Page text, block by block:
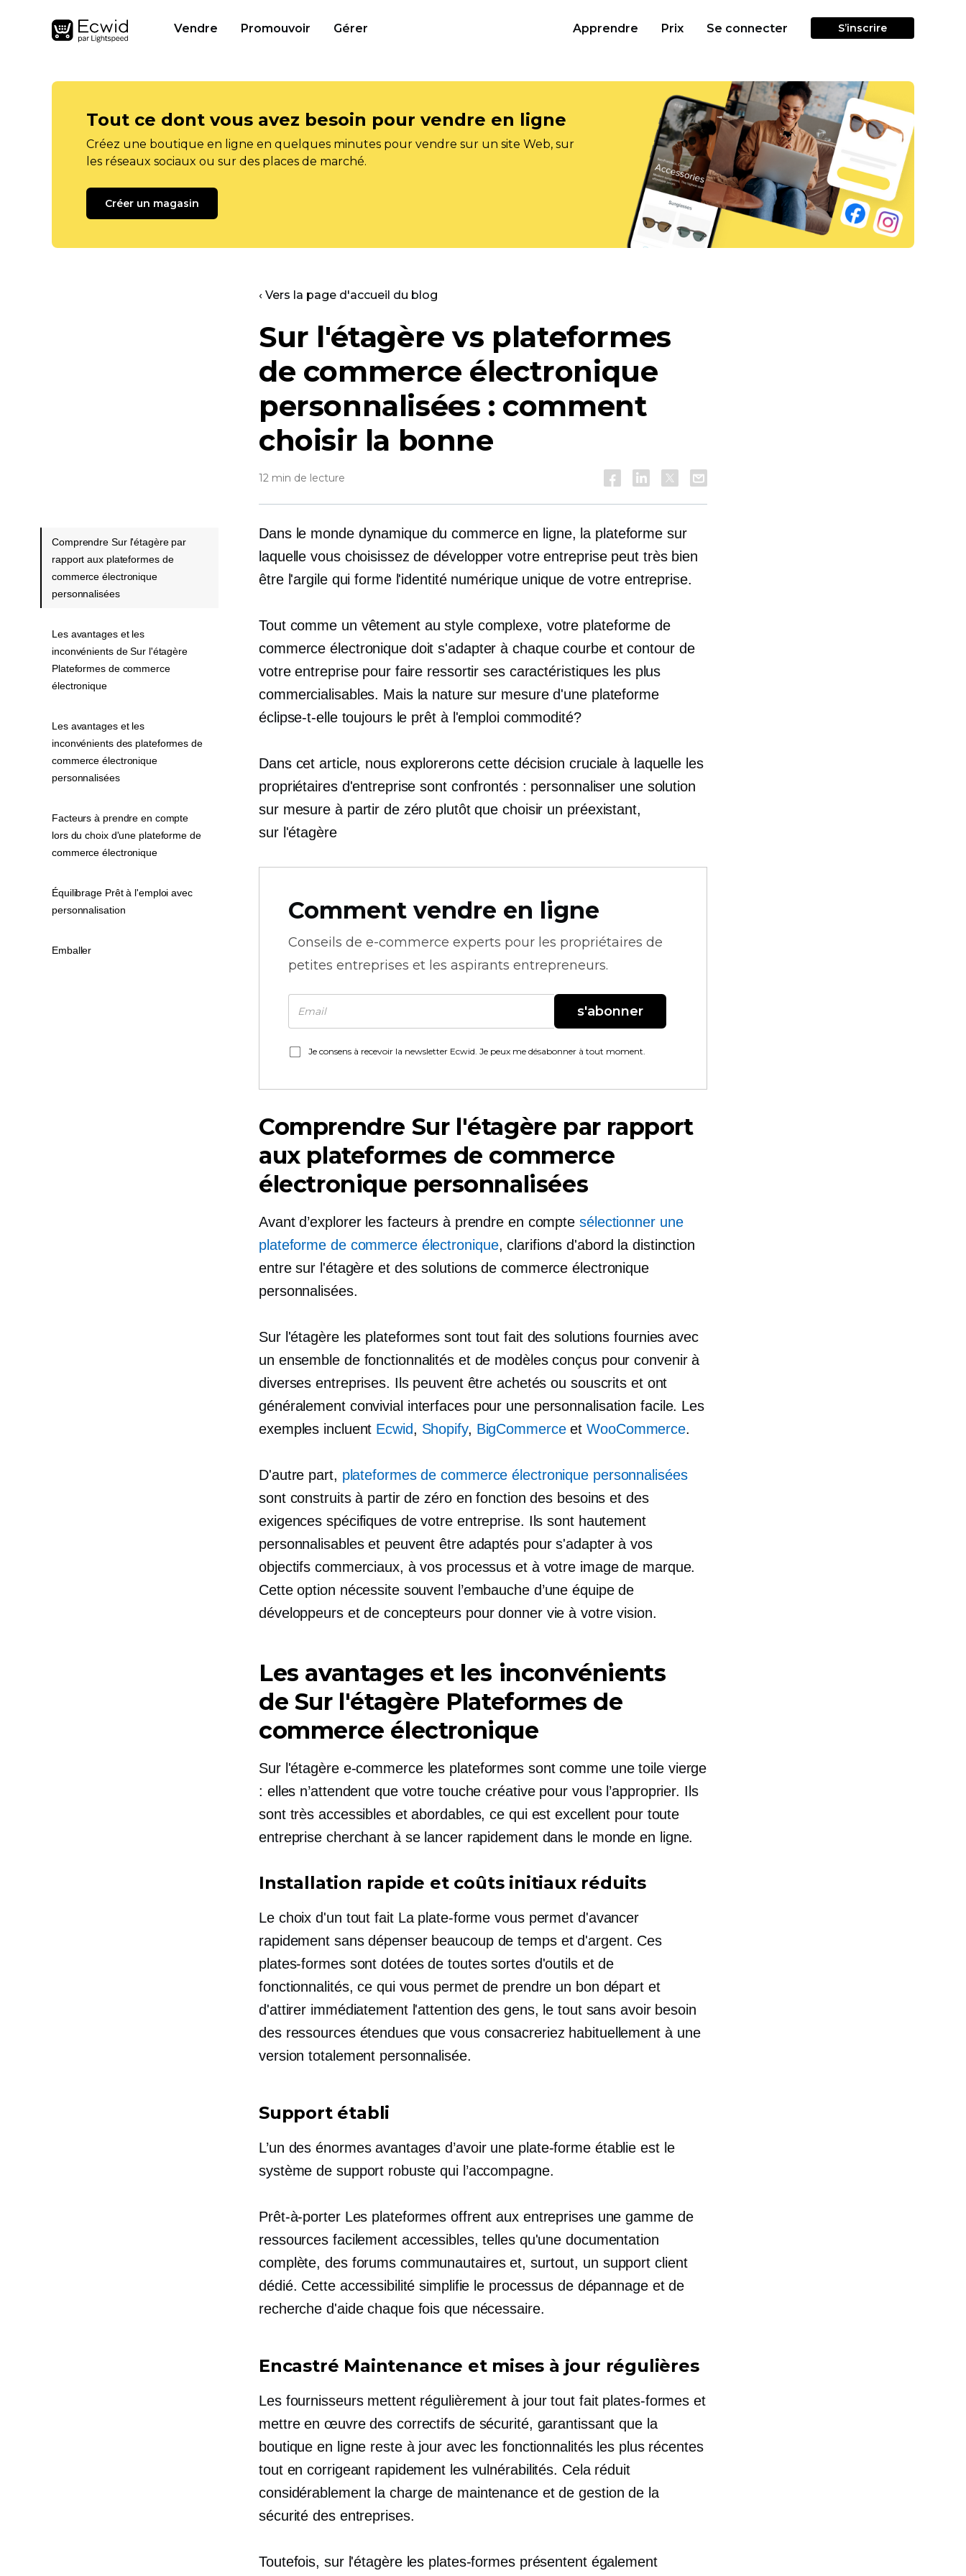
Vendre Promouvoir Gérer Apprendre Prix Se connecter S’inscrire
Tout ce dont vous avez besoin pour vendre en ligne
Créez une boutique en ligne en quelques minutes pour vendre sur un site Web, sur
les réseaux sociaux ou sur des places de marché.
Créer un magasin
‹ Vers la page d'accueil du blog
Sur l'étagère vs plateformes
de commerce électronique
personnalisées : comment
choisir la bonne
12 min de lecture
Dans le monde dynamique du commerce en ligne, la plateforme sur
laquelle vous choisissez de développer votre entreprise peut très bien
être l'argile qui forme l'identité numérique unique de votre entreprise.
Tout comme un vêtement au style complexe, votre plateforme de
commerce électronique doit s'adapter à chaque courbe et contour de
votre entreprise pour faire ressortir ses caractéristiques les plus
commercialisables. Mais la nature sur mesure d'une plateforme
éclipse-t-elle toujours le prêt à l'emploicommodité?
Dans cet article, nous explorerons cette décision cruciale à laquelle les
propriétaires d'entreprise sont confrontés : personnaliser une solution
sur mesure à partir de zéro plutôt que choisir un préexistant,
sur l'étagère
Comment vendre en ligne
Conseils de e-commerce experts pour les propriétaires de
petites entreprises et les aspirants entrepreneurs.
s'abonner
Je consens à recevoir la newsletter Ecwid. Je peux me désabonner à tout moment.
Comprendre Sur l'étagère par rapport
aux plateformes de commerce
électronique personnalisées
Avant d’explorer les facteurs à prendre en compte sélectionner une
plateforme de commerce électronique, clarifions d'abord la distinction
entresur l'étagère et des solutions de commerce électronique
personnalisées.
Sur l'étagèreles plateformes sont tout faitdes solutions fournies avec
un ensemble de fonctionnalités et de modèles conçus pour convenir à
diverses entreprises. Ils peuvent être achetés ou souscrits et ont
généralement convivial interfaces pour une personnalisation facile. Les
exemples incluent Ecwid, Shopify, BigCommerceetWooCommerce.
D'autre part, plateformes de commerce électronique personnalisées
sont construits à partir de zéro en fonction des besoins et des
exigences spécifiques de votre entreprise. Ils sont hautement
personnalisables et peuvent être adaptés pour s'adapter à vos
objectifs commerciaux, à vos processus et à votre image de marque.
Cette option nécessite souvent l’embauche d’une équipe de
développeurs et de concepteurs pour donner vie à votre vision.
Les avantages et les inconvénients
de Sur l'étagère Plateformes de
commerce électronique
Sur l'étagère e-commerceles plateformes sont comme une toile vierge
: elles n’attendent que votre touche créative pour vous l’approprier. Ils
sont très accessibles et abordables, ce qui est excellent pour toute
entreprise cherchant à se lancer rapidement dans le monde en ligne.
Installation rapide et coûts initiaux réduits
Le choix d'un tout faitLa plate-forme vous permet d'avancer
rapidement sans dépenser beaucoup de temps et d'argent. Ces
plates-formes sont dotées de toutes sortes d'outils et de
fonctionnalités, ce qui vous permet de prendre un bon départ et
d'attirer immédiatement l'attention des gens, le tout sans avoir besoin
des ressources étendues que vous consacreriez habituellement à une
version totalement personnalisée.
Support établi
L’un des énormes avantages d’avoir une plate-forme établie est le
système de support robuste qui l’accompagne.
Prêt-à-porterLes plateformes offrent aux entreprises une gamme de
ressources facilement accessibles, telles qu'une documentation
complète, des forums communautaires et, surtout, un support client
dédié. Cette accessibilité simplifie le processus de dépannage et de
recherche d'aide chaque fois que nécessaire.
Encastré Maintenance et mises à jour régulières
Les fournisseurs mettent régulièrement à jourtout faitplates-formes et
mettre en œuvre des correctifs de sécurité, garantissant que la
boutique en ligne reste à jour avec les fonctionnalités les plus récentes
tout en corrigeant rapidement les vulnérabilités. Cela réduit
considérablement la charge de maintenance et de gestion de la
sécurité des entreprises.
Toutefois, sur l'étagèreles plates-formes présentent également
Comprendre Sur l'étagère par
rapport aux plateformes de
commerce électronique
personnalisées
Les avantages et les
inconvénients de Sur l'étagère
Plateformes de commerce
électronique
Les avantages et les
inconvénients des plateformes de
commerce électronique
personnalisées
Facteurs à prendre en compte
lors du choix d'une plateforme de
commerce électronique
Équilibrage Prêt à l'emploi avec
personnalisation
Emballer